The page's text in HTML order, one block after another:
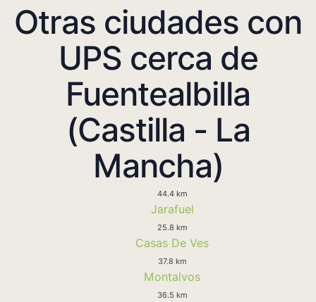
Otras ciudades con
UPS cerca de
Fuentealbilla
(Castilla - La
Mancha)
44.4 km
Jarafuel
25.8 km
Casas De Ves
37.8 km
Montalvos
36.5 km